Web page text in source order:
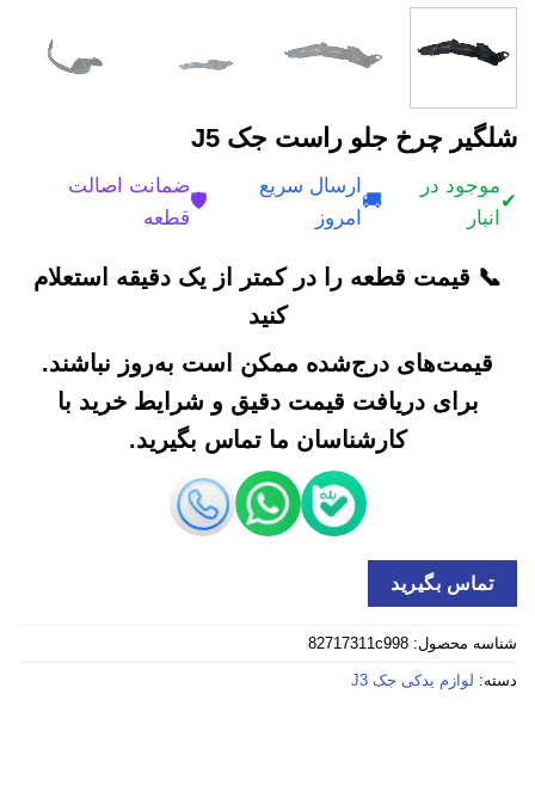
شلگیر چرخ جلو راست جک J5
✔
موجود در
انبار
🚚
ارسال سریع
امروز
🛡️
ضمانت اصالت
قطعه
📞 قیمت قطعه را در کمتر از یک دقیقه استعلام
کنید
قیمت‌های درج‌شده ممکن است به‌روز نباشند.
برای دریافت قیمت دقیق و شرایط خرید با
کارشناسان ما تماس بگیرید.
تماس بگیرید
شناسه محصول: 82717311c998
دسته: لوازم یدکی جک J3